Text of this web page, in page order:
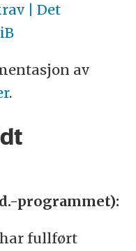
| Det
av
.
programmet):
fullført